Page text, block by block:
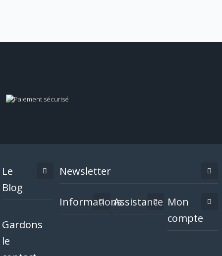
Le
Blog
Gardons
le
Newsletter
InformationsAssistance Mon
compte